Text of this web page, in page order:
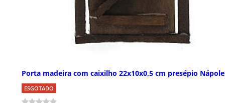
Porta madeira com caixilho 22x10x0,5 cm presépio
ESGOTADO